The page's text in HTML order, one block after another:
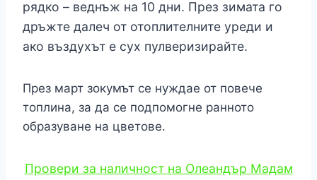
рядко – веднъж на 10 дни. През зимата го
дръжте далеч от отоплителните уреди и
ако въздухът е сух пулверизирайте.
През март зокумът се нуждае от повече
топлина, за да се подпомогне ранното
образуване на цветове.
Провери за наличност на Олеандър Мадам